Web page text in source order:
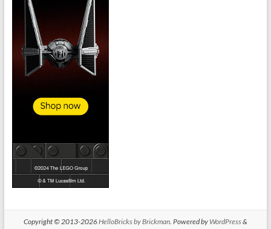
Copyright © 2013-2026HelloBricks by Brickman. Powered by WordPress&